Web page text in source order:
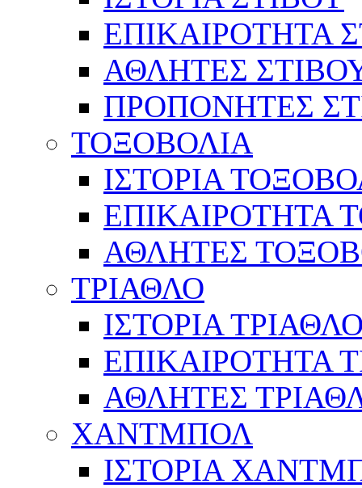
ΕΠΙΚΑΙΡΟΤΗΤΑ
ΑΘΛΗΤΕΣ
ΠΡΟΠΟΝΗΤΕΣ
ΤΟΞΟΒΟΛΙΑ
ΙΣΤΟΡΙΑ
ΕΠΙΚΑΙΡΟΤΗΤΑ
ΑΘΛΗΤΕΣ
ΤΡΙΑΘΛΟ
ΙΣΤΟΡΙΑ
ΕΠΙΚΑΙΡΟΤΗΤΑ
ΑΘΛΗΤΕΣ
ΧΑΝΤΜΠΟΛ
ΙΣΤΟΡΙΑ